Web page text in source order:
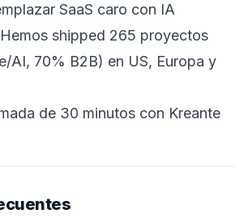
SaaS caro con IA
shipped 265 proyectos
AI, 70% B2B) en US, Europa y
de 30 minutos con Kreante